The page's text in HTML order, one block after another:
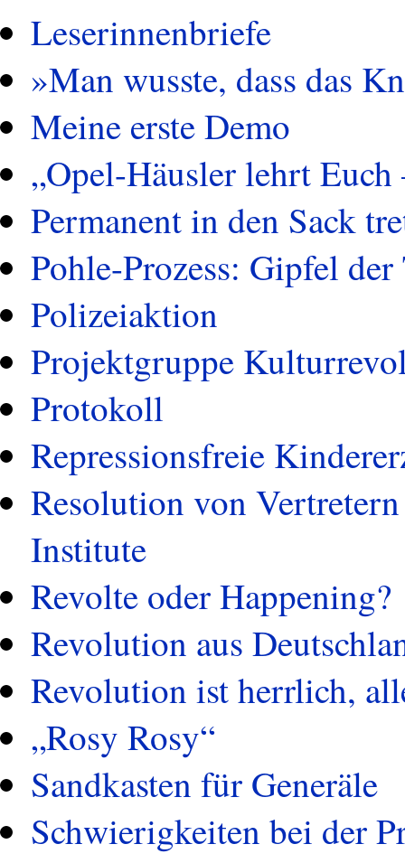
Leserinnenbriefe
»Man wusste, dass das
Meine erste Demo
„Opel-Häusler lehrt
Permanent in den Sack
Pohle-Prozess: Gipfel
Polizeiaktion
Projektgruppe
Protokoll
Repressionsfreie
Resolution von
Institute
Revolte oder Happening?
Revolution aus
Revolution ist herrlich,
„Rosy Rosy“
Sandkasten für Generäle
Schwierigkeiten bei der